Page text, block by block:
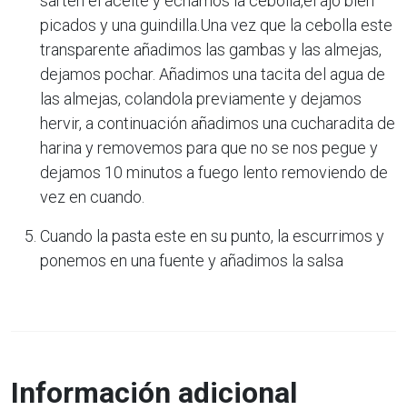
picados y una guindilla.Una vez que la cebolla este
transparente añadimos las gambas y las almejas,
dejamos pochar. Añadimos una tacita del agua de
las almejas, colandola previamente y dejamos
hervir, a continuación añadimos una cucharadita de
harina y removemos para que no se nos pegue y
dejamos 10 minutos a fuego lento removiendo de
vez en cuando.
Cuando la pasta este en su punto, la escurrimos y
ponemos en una fuente y añadimos la salsa
Información adicional